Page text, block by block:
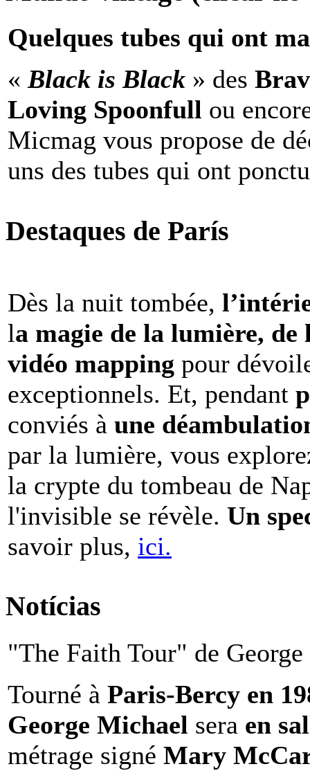
Quelques tubes qui ont
« Black is Black » des
Loving Spoonfull ou
Micmag vous propose de
uns des tubes qui ont
Destaques de París
Dès la nuit tombée,
la magie de la lumière,
vidéo mapping pour
exceptionnels. Et, pendant
conviés à une
par la lumière, vous
la crypte du tombeau de
l'invisible se révèle. Un
savoir plus, ici.
Notícias
"The Faith Tour" de
Tourné à Paris-Bercy en
George Michael sera en
métrage signé Mary